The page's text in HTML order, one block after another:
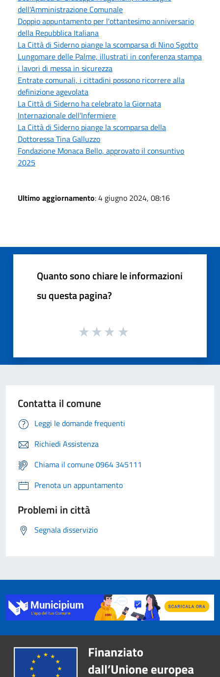
dell'Amministrazione Comunale
Doppio appuntamento per l'ottantesimo anniversario
della Repubblica Italiana
La Città di Siderno piange la scomparsa di Nino Sgotto
Lungomare delle Palme, illustrati in conferenza stampa
i lavori di messa in sicurezza
Entrate comunali, i cittadini possono ricorrere alla
definizione agevolata
La Città di Siderno ha celebrato la Giornata
Internazionale dell'Infermiere
La Città di Siderno piange la scomparsa della
Dottoressa Tina Galluzzo
Fondazione Monaca Bello, approvato il consuntivo
2025
Ultimo aggiornamento: 4 giugno 2024, 08:16
Quanto sono chiare le informazioni
su questa pagina?
Contatta il comune
Leggi le domande frequenti
Richiedi Assistenza
Chiama il comune 0964 345111
Prenota un appuntamento
Problemi in città
Segnala disservizio